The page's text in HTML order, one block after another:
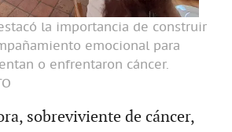
la importancia de construir
emocional para
o enfrentaron cáncer.
sobreviviente de cáncer,